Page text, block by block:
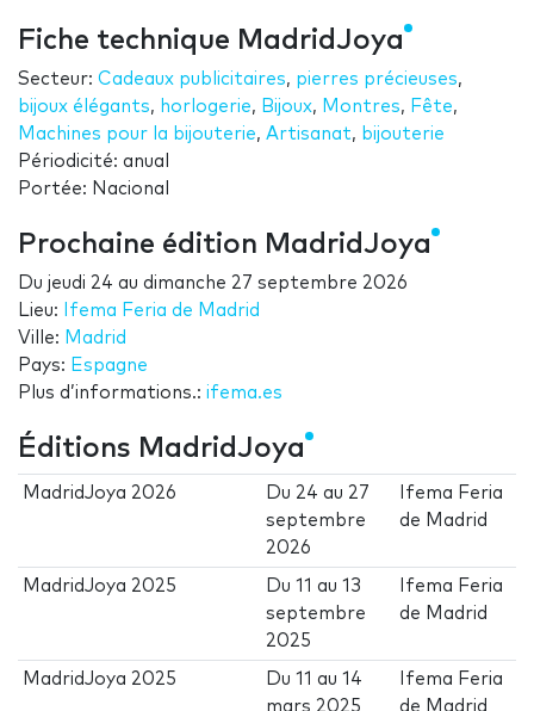
Fiche technique MadridJoya
Secteur: Cadeaux publicitaires, pierres précieuses,
bijoux élégants, horlogerie, Bijoux, Montres, Fête,
Machines pour la bijouterie, Artisanat, bijouterie
Périodicité: anual
Portée: Nacional
Prochaine édition MadridJoya
Du jeudi 24 au dimanche 27 septembre 2026
Lieu:
Ifema Feria de Madrid
Ville: Madrid
Pays: Espagne
Plus d’informations.: ifema.es
Éditions MadridJoya
MadridJoya 2026 Du 24 au 27
septembre
2026
Ifema Feria
de Madrid
MadridJoya 2025 Du11 au13
septembre
2025
Ifema Feria
de Madrid
MadridJoya 2025 Du11 au14
mars 2025
Ifema Feria
de Madrid